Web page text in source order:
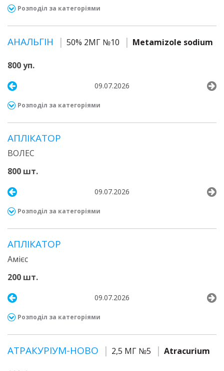
Розподіл за категоріями
АНАЛЬГІН 50% 2МГ №10 Metamizole sodium
800 уп.
09.07.2026
Розподіл за категоріями
АПЛІКАТОР
ВОЛЕС
800 шт.
09.07.2026
Розподіл за категоріями
АПЛІКАТОР
Амієс
200 шт.
09.07.2026
Розподіл за категоріями
АТРАКУРІУМ-НОВО 2,5 МГ №5 Atracurium